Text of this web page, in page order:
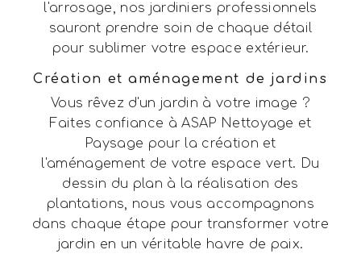
l'arrosage, nos jardiniers professionnels
sauront prendre soin de chaque détail
pour sublimer votre espace extérieur.
Création et aménagement de jardins
Vous rêvez d'un jardin à votre image ?
Faites confiance à ASAP Nettoyage et
Paysage pour la création et
l'aménagement de votre espace vert. Du
dessin du plan à la réalisation des
plantations, nous vous accompagnons
dans chaque étape pour transformer votre
jardin en un véritable havre de paix.